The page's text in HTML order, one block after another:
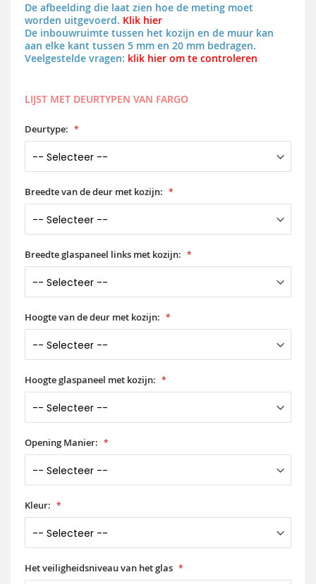
De afbeelding die laat zien hoe de meting moet
worden uitgevoerd. Klik hier
De inbouwruimte tussen het kozijn en de muur kan
aan elke kant tussen 5 mm en 20 mm bedragen.
Veelgestelde vragen: klik hier om te controleren
LIJST MET DEURTYPEN VAN FARGO
Deurtype:
Breedte van de deur met kozijn:
Breedte glaspaneel links met kozijn:
Hoogte van de deur met kozijn:
Hoogte glaspaneel met kozijn:
Opening Manier:
Kleur:
Het veiligheidsniveau van het glas